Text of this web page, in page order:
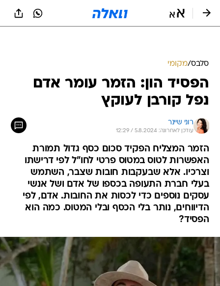
סלבס/מקומי
הפסיד הון: הזמר עומר אדם
נפל קורבן לעוקץ
רוני שיינר
עודכן לאחרונה: 5.8.2024 / 12:29
הזמר המצליח הפקיד סכום כסף גדול תמורת
האפשרות לטוס במטוס פרטי לחו"ל לפי דרישתו
וצרכיו. אלא שבעקבות חובות שצבר, השתמש
בעלי חברת התעופה בכספו של אדם ושל אנשי
עסקים נוספים כדי לכסות את החובות. אדם, לפי
הדיווחים, נותר בלי הכסף ובלי המטוס. כמה הוא
הפסיד?